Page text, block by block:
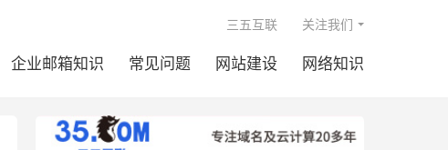
企业邮箱知识 常见问题 网站建设 网络知识
三五互联 关注我们